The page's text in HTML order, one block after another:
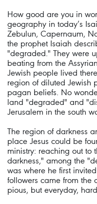
How good are you in
geography in today’s
Zebulun, Capernaum,
the prophet Isaiah
"degraded." They were
beating from the
Jewish people lived
region of diluted Jewish
pagan beliefs. No
land "degraded" and
Jerusalem in the south
The region of darkness
place Jesus could be
ministry: reaching out to
darkness," among the
was where he first
followers came from the
pious, but everyday,